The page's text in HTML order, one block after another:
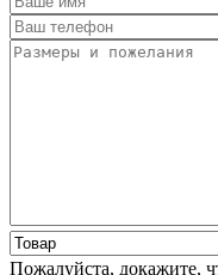
Пожалуйста, докажите,